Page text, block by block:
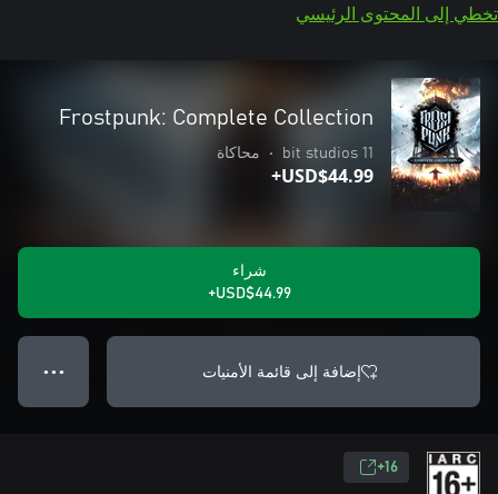
تخطي إلى المحتوى الرئيسي
Frostpunk: Complete Collection
11 bit studios
• محاكاة
USD$44.99+
شراء
USD$44.99+
إضافة إلى قائمة الأمنيات ● ● ●
16+